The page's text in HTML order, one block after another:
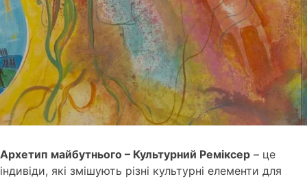
Архетип майбутнього – Культурний Реміксер – це
індивіди, які змішують різні культурні елементи для